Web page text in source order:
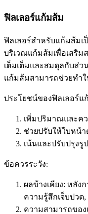
ฟิลเลอร์แก้มส้ม
ฟิลเลอร์สำหรับแก้มส้มเ
บริเวณแก้มส้มเพื่อเสริ
เต็มเต็มและสมดุลกับส่ว
แก้มส้มสามารถช่วยทำ
ประโยชน์ของฟิลเลอร์แ
เพิ่มปริมาณและค
ช่วยปรับให้ใบหน้
เน้นและปรับปรุงรู
ข้อควรระวัง:
ผลข้างเคียง: หลัง
ความรู้สึกเจ็บปวด
ความสามารถขอ